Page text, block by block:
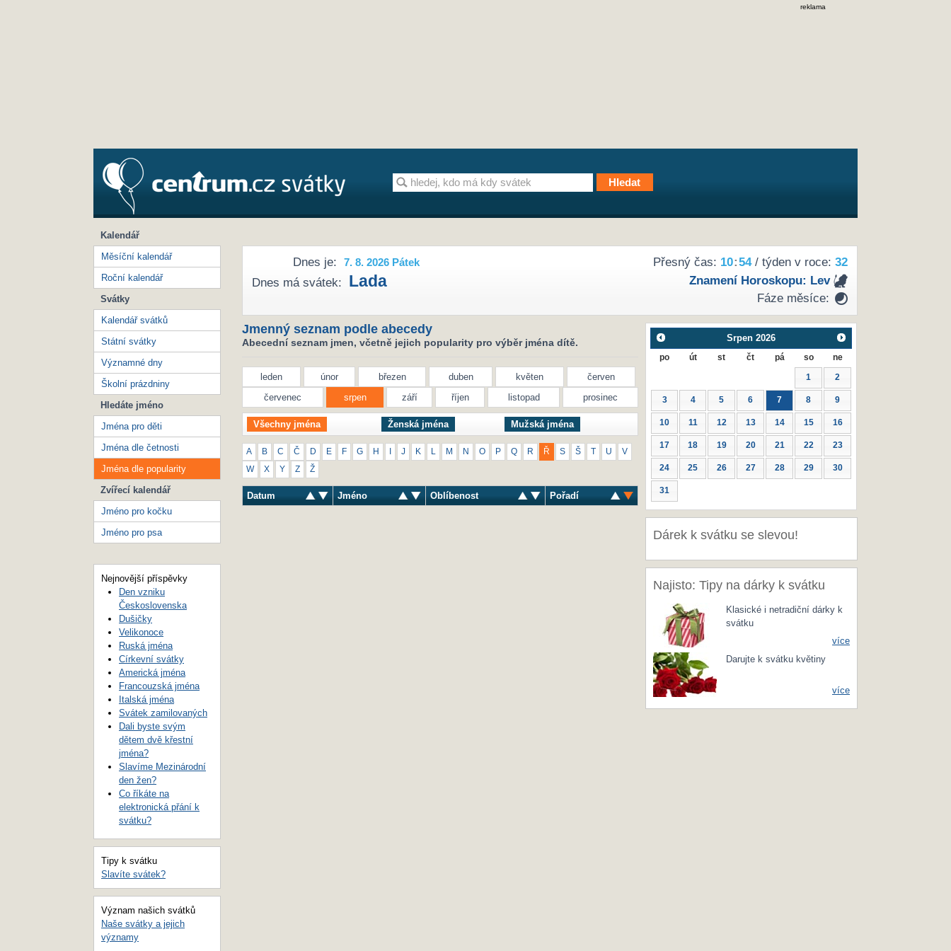
reklama
Přesný čas: 10:54/ týden v roce: 32
Znamení Horoskopu: Lev
Fáze měsíce:
Dnes je: 7. 8. 2026 Pátek
Dnes má svátek: Lada
Jmenný seznam podle abecedy
Abecední seznam jmen, včetně jejich popularity pro výběr jména dítě.
leden únor březen duben květen
červen
červenec
srpen září říjen listopad prosinec
Všechny jména Ženská jména Mužská jména
A B C Č D E F G H J K M N O P Q R Ř S Š U V
W X Y Z Ž
Datum Jméno Oblíbenost Pořadí
Srpen 2026
po út st čt pá so ne
1 2
3 4 5 6 7 8 9
10 11 12 13 14 15 16
17 18 19 20 21 22 23
24 25 26 27 28 29 30
31
Dárek k svátku se slevou!
Najisto: Tipy na dárky k svátku
Klasické i netradiční dárky k
svátku
více
Darujte k svátku květiny
více
Kalendář
Měsíční kalendář
Roční kalendář
Svátky
Kalendář svátků
Státní svátky
Významné dny
Školní prázdniny
Hledáte jméno
Jména pro děti
Jména dle četnosti
Jména dle popularity
Zvířecí kalendář
Jméno pro kočku
Jméno pro psa
Nejnovější příspěvky
Den vzniku
Československa
Dušičky
Velikonoce
Ruská jména
Církevní svátky
Americká jména
Francouzská jména
Italská jména
Svátek zamilovaných
Dali byste svým
dětem dvě křestní
jména?
Slavíme Mezinárodní
den žen?
Co říkáte na
elektronická přání k
svátku?
Tipy k svátku
Slavíte svátek?
Význam našich svátků
Naše svátky a jejich
významy